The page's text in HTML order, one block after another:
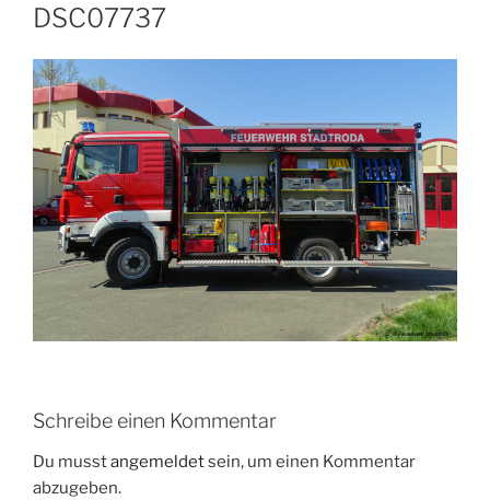
DSC07737
Schreibe einen Kommentar
Du musstangemeldetsein, um einen Kommentar
abzugeben.